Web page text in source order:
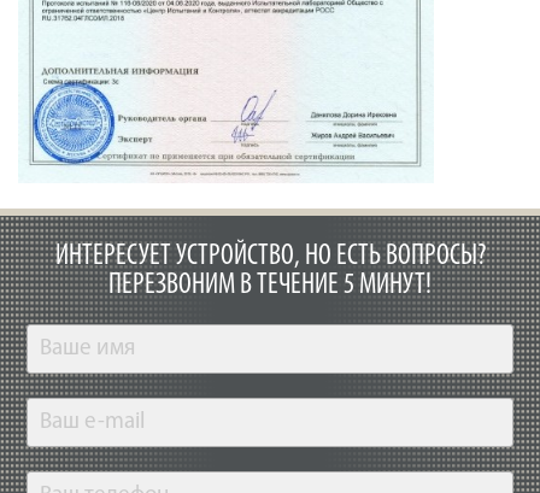
ИНТЕРЕСУЕТ УСТРОЙСТВО, НО ЕСТЬ ВОПРОСЫ?
ПЕРЕЗВОНИМ В ТЕЧЕНИЕ 5 МИНУТ!